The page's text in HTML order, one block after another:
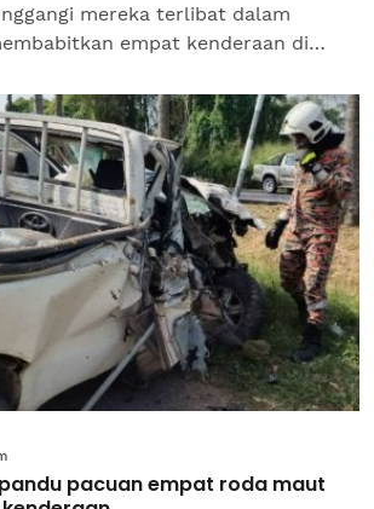
mereka terlibat dalam
empat kenderaan di
tadi.Ketua...
pacuan empat roda maut